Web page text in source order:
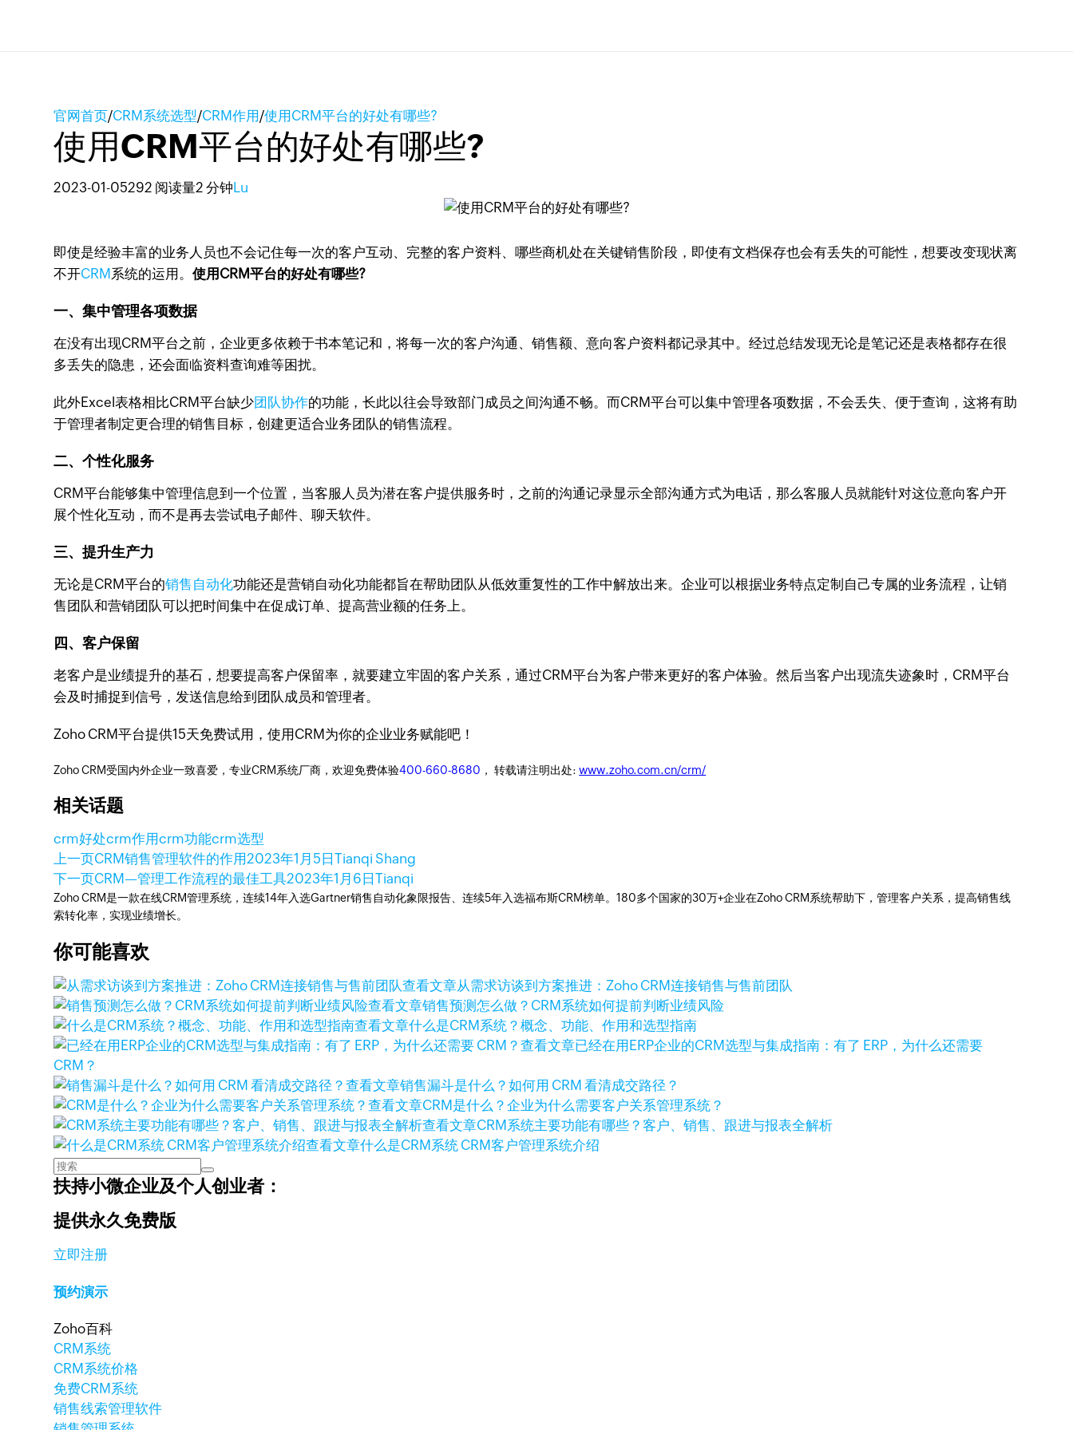
官网首页/CRM系统选型/CRM作用/使用CRM平台的好处有哪些?
使用CRM平台的好处有哪些?
2023-01-05292 阅读量2 分钟 Lu
即使是经验丰富的业务人员也不会记住每一次的客户互动、完整的客户资料、哪些商机处在关键销售阶段，即使有文档保存也会有丢失的可能性，想要改变现状离
不开CRM 系统的运用。使用CRM平台的好处有哪些?
一、集中管理各项数据
在没有出现CRM平台之前，企业更多依赖于书本笔记和，将每一次的客户沟通、销售额、意向客户资料都记录其中。经过总结发现无论是笔记还是表格都存在很
多丢失的隐患，还会面临资料查询难等困扰。
此外Excel表格相比CRM平台缺少团队协作的功能，长此以往会导致部门成员之间沟通不畅。而CRM平台可以集中管理各项数据，不会丢失、便于查询，这将有助
于管理者制定更合理的销售目标，创建更适合业务团队的销售流程。
二、个性化服务
CRM平台能够集中管理信息到一个位置，当客服人员为潜在客户提供服务时，之前的沟通记录显示全部沟通方式为电话，那么客服人员就能针对这位意向客户开
展个性化互动，而不是再去尝试电子邮件、聊天软件。
三、提升生产力
无论是CRM平台的销售自动化功能还是营销自动化功能都旨在帮助团队从低效重复性的工作中解放出来。企业可以根据业务特点定制自己专属的业务流程，让销
售团队和营销团队可以把时间集中在促成订单、提高营业额的任务上。
四、客户保留
老客户是业绩提升的基石，想要提高客户保留率，就要建立牢固的客户关系，通过CRM平台为客户带来更好的客户体验。然后当客户出现流失迹象时，CRM平台
会及时捕捉到信号，发送信息给到团队成员和管理者。
Zoho CRM平台提供15天免费试用，使用CRM为你的企业业务赋能吧！
Zoho CRM受国内外企业一致喜爱，专业CRM系统厂商，欢迎免费体验400-660-8680 ， 转载请注明出处:www.zoho.com.cn/crm/
相关话题
crm好处crm作用crm功能crm选型
上一页CRM销售管理软件的作用2023年1月5日Tianqi Shang
下一页CRM—管理工作流程的最佳工具2023年1月6日Tianqi
Zoho CRM是一款在线CRM管理系统，连续14年入选Gartner销售自动化象限报告、连续5年入选福布斯CRM榜单。180多个国家的30万+企业在Zoho CRM系统帮助下，管理客户关系，提高销售线
索转化率，实现业绩增长。
你可能喜欢
查看文章从需求访谈到方案推进：Zoho CRM连接销售与售前团队
查看文章销售预测怎么做？CRM系统如何提前判断业绩风险
查看文章什么是CRM系统？概念、功能、作用和选型指南
查看文章已经在用ERP企业的CRM选型与集成指南：有了 ERP，为什么还需要
CRM？
查看文章销售漏斗是什么？如何用 CRM 看清成交路径？
查看文章CRM是什么？企业为什么需要客户关系管理系统？
查看文章CRM系统主要功能有哪些？客户、销售、跟进与报表全解析
查看文章什么是CRM系统 CRM客户管理系统介绍
扶持小微企业及个人创业者：
提供永久免费版
立即注册
预约演示
Zoho百科
CRM系统
CRM系统价格
免费CRM系统
销售线索管理软件